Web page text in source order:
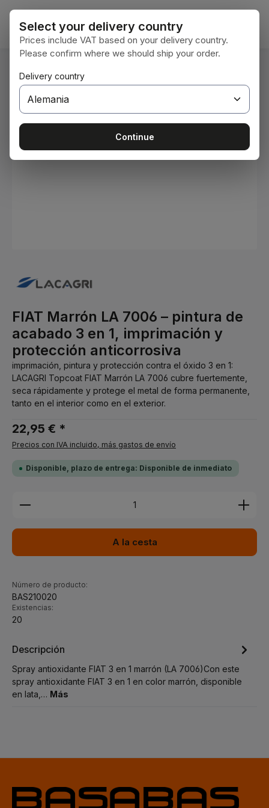
Saltar al contenido principal
Estás aquí: Inicio
FIAT Marrón LA 7006 – pintura de
acabado 3 en 1, imprimación y
protección anticorrosiva
imprimación, pintura y protección contra el óxido 3 en 1:
LACAGRI Topcoat FIAT Marrón LA 7006 cubre fuertemente,
seca rápidamente y protege el metal de forma permanente,
tanto en el interior como en el exterior.
22,95 € *
Precios con IVA incluido, más gastos de envío
Disponible, plazo de entrega: Disponible de inmediato
Cantidad del producto: introduce la cantidad
A la cesta
Número de producto:
BAS210020
Existencias:
20
Descripción
Spray antioxidante FIAT 3 en 1 marrón (LA 7006)Con este
spray antioxidante FIAT 3 en 1 en color marrón, disponible
en lata,… Más
Select your delivery country
Prices include VAT based on your delivery country.
Please confirm where we should ship your order.
Delivery country
Continue